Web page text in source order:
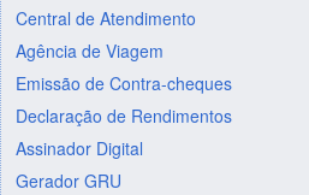
Central de Atendimento
Agência de Viagem
Emissão de Contra-cheques
Declaração de Rendimentos
Assinador Digital
Gerador GRU